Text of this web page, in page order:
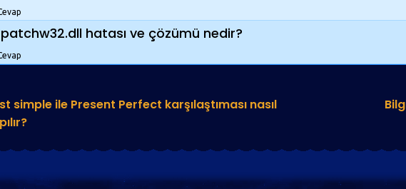
patchw32.dll hatası ve çözümü nedir?
simple ile Present Perfect karşılaştıması nasıl